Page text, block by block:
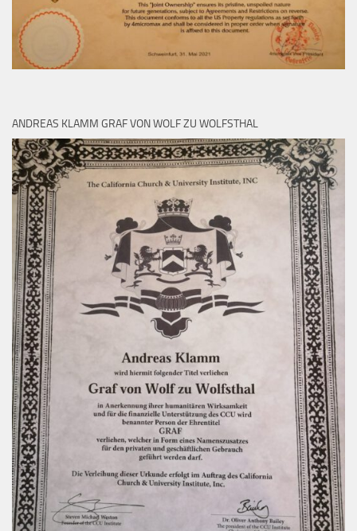
ANDREAS KLAMM GRAF VON WOLF ZU WOLFSTHAL